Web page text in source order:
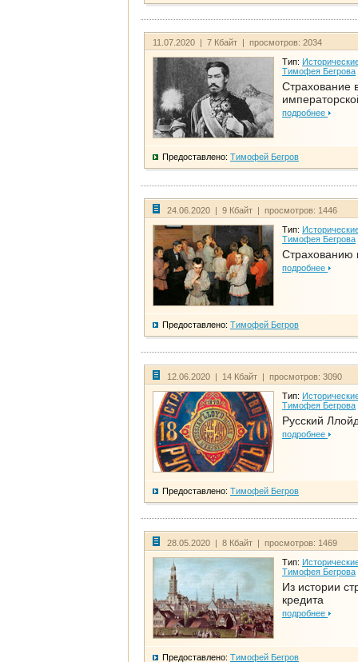
11.07.2020 | 7 Кбайт | просмотров: 2034
Тип:
Тимофея Бегрова
Страхование
подробнее
Предоставлено: Тимофей Бегров
24.06.2020 | 9 Кбайт | просмотров: 1446
Тип:
Тимофея Бегрова
Страхованию
подробнее
Предоставлено: Тимофей Бегров
12.06.2020 | 14 Кбайт | просмотров: 3090
Тип:
Тимофея Бегрова
Русский
подробнее
Предоставлено: Тимофей Бегров
28.05.2020 | 8 Кбайт | просмотров: 1469
Тип:
Тимофея Бегрова
Из истории
кредита
подробнее
Предоставлено: Тимофей Бегров